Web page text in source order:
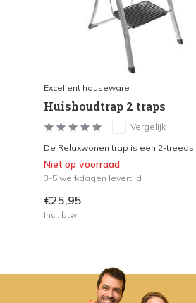
Excellent houseware
Huishoudtrap 2 traps
Vergelijk
De Relaxwonen trap is een 2-treeds...
Niet op voorraad
3-5 werkdagen levertijd
€25,95
Incl. btw